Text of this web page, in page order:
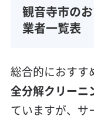
完全分解洗浄 部
資格保有スタッフ
保証付き アフ
エコ洗剤使用
観音寺市の
業者一覧表
総合的におすす
全分解クリーニ
ていますが、サ